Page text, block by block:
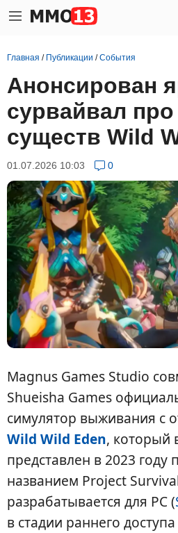
Главная / Публикации /События
Анонсирован
сурвайвал
существ Wild
01.07.2026 10:03 0
Magnus Games Studio
Shueisha Games
симулятор выживания с
Wild Wild Eden, который
представлен в 2023 году
названием Project
разрабатывается для PC (
в стадии раннего